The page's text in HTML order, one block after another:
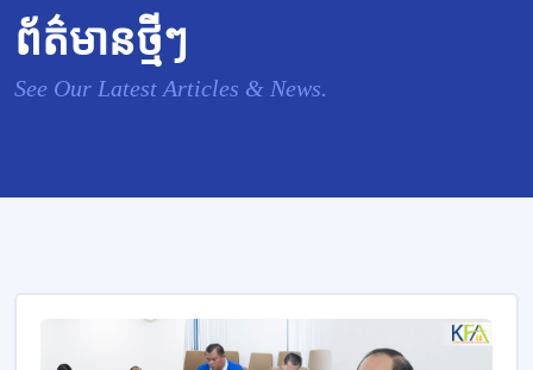
ព័ត៌មានថ្មីៗ
See Our Latest Articles & News.